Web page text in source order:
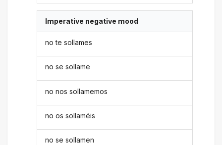
Imperative negative mood
no te sollames
no se sollame
no nos sollamemos
no os sollaméis
no se sollamen